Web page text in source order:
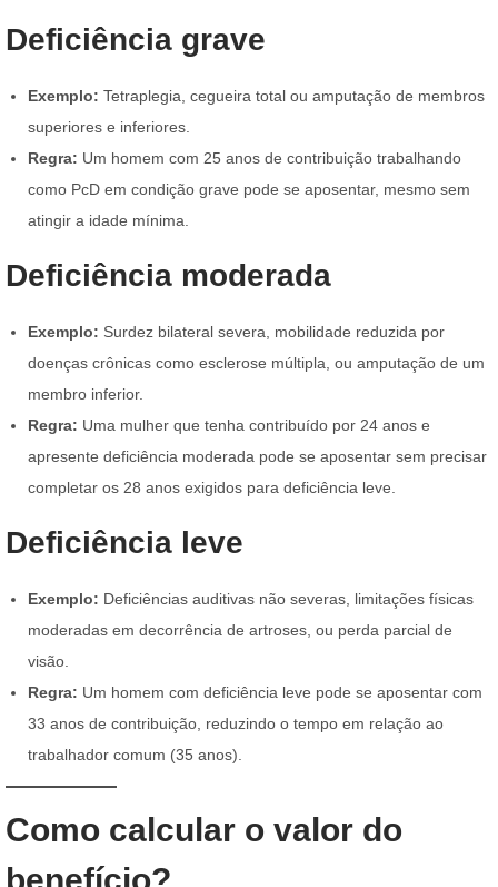
Deficiência grave
Exemplo: Tetraplegia, cegueira total ou amputação de membros
superiores e inferiores.
Regra: Um homem com 25 anos de contribuição trabalhando
como PcD em condição grave pode se aposentar, mesmo sem
atingir a idade mínima.
Deficiência moderada
Exemplo: Surdez bilateral severa, mobilidade reduzida por
doenças crônicas como esclerose múltipla, ou amputação de um
membro inferior.
Regra: Uma mulher que tenha contribuído por 24 anos e
apresente deficiência moderada pode se aposentar sem precisar
completar os 28 anos exigidos para deficiência leve.
Deficiência leve
Exemplo: Deficiências auditivas não severas, limitações físicas
moderadas em decorrência de artroses, ou perda parcial de
visão.
Regra: Um homem com deficiência leve pode se aposentar com
33 anos de contribuição, reduzindo o tempo em relação ao
trabalhador comum (35 anos).
Como calcular o valor do